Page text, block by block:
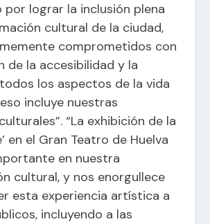
lograr la inclusión plena
cultural de la ciudad,
comprometidos con
de la accesibilidad y la
los aspectos de la vida
incluye nuestras
“La exhibición de la
en el Gran Teatro de Huelva
en nuestra
cultural, y nos enorgullece
esta experiencia artística a
incluyendo a las